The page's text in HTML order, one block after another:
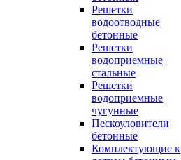
Решетки
водоотводные
бетонные
Решетки
водоприемные
стальные
Решетки
водоприемные
чугунные
Пескоуловители
бетонные
Комплектующие к